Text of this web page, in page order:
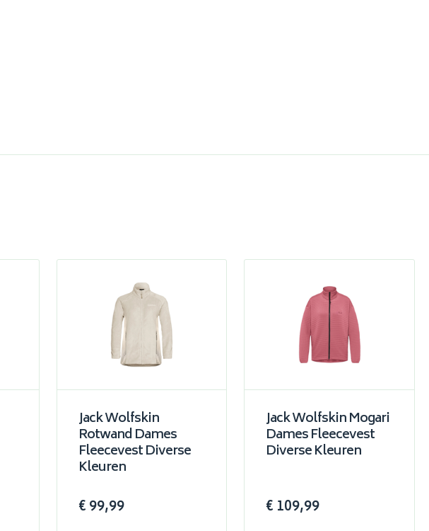
Jack Wolfskin
Rotwand Dames
Fleecevest Diverse
Kleuren
€ 99,99
Jack Wolfskin Mogari
Dames Fleecevest
Diverse Kleuren
€ 109,99